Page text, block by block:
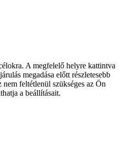
A megfelelő helyre kattintva
megadása előtt részletesebb
feltétlenül szükséges az Ön
a beállításait.